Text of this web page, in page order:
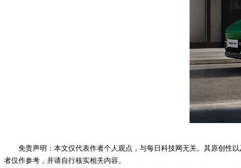
免责声明：本文仅代表作者个人观点，与每日科技网无关。其原创性
者仅作参考，并请自行核实相关内容。